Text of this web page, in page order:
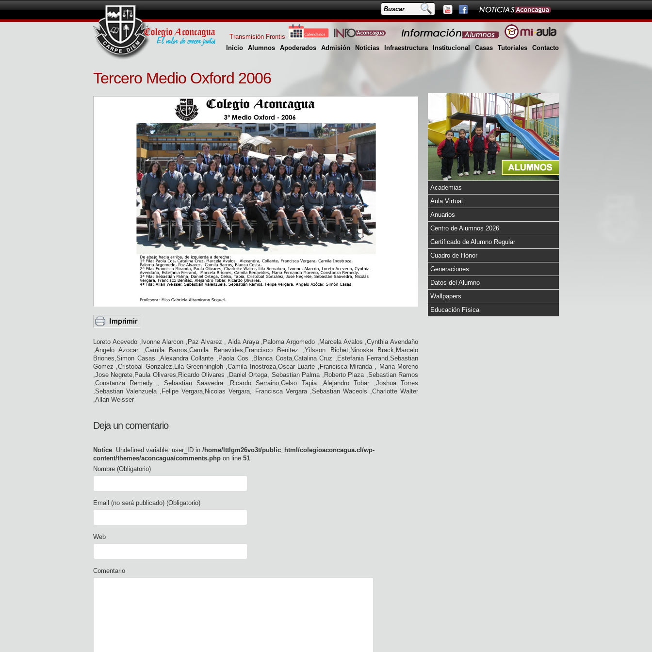
Inicio Alumnos Apoderados Admisión Noticias Infraestructura Institucional Casas Tutoriales Contacto
Transmisión Frontis
Tercero Medio Oxford 2006
Loreto Acevedo ,Ivonne Alarcon ,Paz Alvarez , Aida Araya ,Paloma Argomedo ,Marcela Avalos ,Cynthia Avendaño
,Angelo Azocar ,Camila Barros,Camila Benavides,Francisco Benitez ,Yilsson Bichet,Ninoska Brack,Marcelo
Briones,Simon Casas ,Alexandra Collante ,Paola Cos ,Blanca Costa,Catalina Cruz ,Estefania Ferrand,Sebastian
Gomez ,Cristobal Gonzalez,Lila Greenningloh ,Camila Inostroza,Oscar Luarte ,Francisca Miranda , Maria Moreno
,Jose Negrete,Paula Olivares,Ricardo Olivares ,Daniel Ortega, Sebastian Palma ,Roberto Plaza ,Sebastian Ramos
,Constanza Remedy , Sebastian Saavedra ,Ricardo Serraino,Celso Tapia ,Alejandro Tobar ,Joshua Torres
,Sebastian Valenzuela ,Felipe Vergara,Nicolas Vergara, Francisca Vergara ,Sebastian Waceols ,Charlotte Walter
,Allan Weisser
Deja un comentario
Notice: Undefined variable: user_ID in /home/lttlgm26vo3t/public_html/colegioaconcagua.cl/wp-
content/themes/aconcagua/comments.php on line 51
Nombre (Obligatorio)
Email (no será publicado) (Obligatorio)
Web
Comentario
Academias
Aula Virtual
Anuarios
Centro de Alumnos 2026
Certificado de Alumno Regular
Cuadro de Honor
Generaciones
Datos del Alumno
Wallpapers
Educación Física